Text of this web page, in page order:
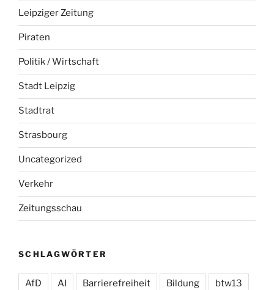
Leipziger Zeitung
Piraten
Politik / Wirtschaft
Stadt Leipzig
Stadtrat
Strasbourg
Uncategorized
Verkehr
Zeitungsschau
SCHLAGWÖRTER
AfD AI Barrierefreiheit Bildung btw13